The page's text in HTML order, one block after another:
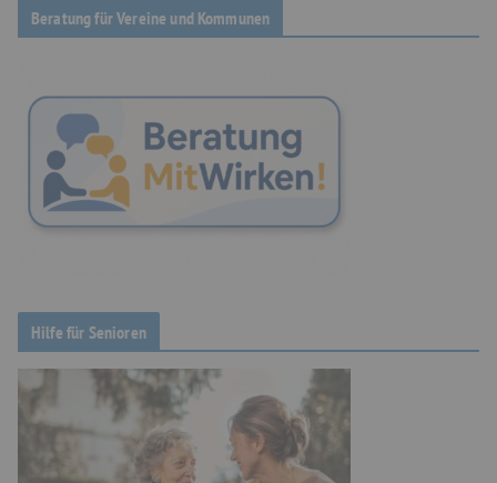
Beratung für Vereine und Kommunen
Hilfe für Senioren